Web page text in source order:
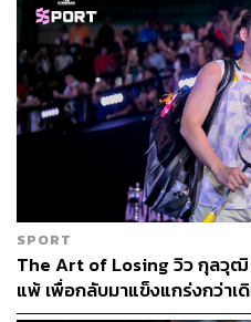
SPORT
The Art of Losing วิว กุลวุ
แพ้ เพื่อกลับมาแข็งแกร่งกว่าเ